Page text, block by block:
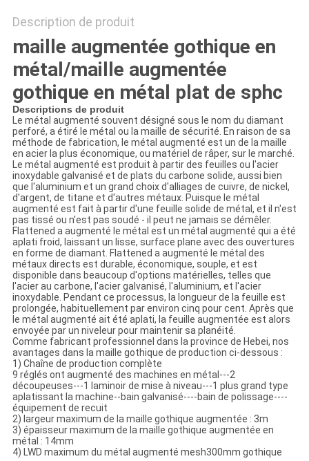
Description de produit
maille augmentée gothique en
métal/maille augmentée
gothique en métal plat de sphc
Descriptions de produit
Le métal augmenté souvent désigné sous le nom du diamant
perforé, a étiré le métal ou la maille de sécurité. En raison de sa
méthode de fabrication, le métal augmenté est un de la maille
en acier la plus économique, ou matériel de râper, sur le marché.
Le métal augmenté est produit à partir des feuilles ou l'acier
inoxydable galvanisé et de plats du carbone solide, aussi bien
que l'aluminium et un grand choix d'alliages de cuivre, de nickel,
d'argent, de titane et d'autres métaux. Puisque le métal
augmenté est fait à partir d'une feuille solide de métal, et il n'est
pas tissé ou n'est pas soudé - il peut ne jamais se démêler.
Flattened a augmenté le métal est un métal augmenté qui a été
aplati froid, laissant un lisse, surface plane avec des ouvertures
en forme de diamant. Flattened a augmenté le métal des
métaux directs est durable, économique, souple, et est
disponible dans beaucoup d'options matérielles, telles que
l'acier au carbone, l'acier galvanisé, l'aluminium, et l'acier
inoxydable. Pendant ce processus, la longueur de la feuille est
prolongée, habituellement par environ cinq pour cent. Après que
le métal augmenté ait été aplati, la feuille augmentée est alors
envoyée par un niveleur pour maintenir sa planéité.
Comme fabricant professionnel dans la province de Hebei, nos
avantages dans la maille gothique de production ci-dessous :
1) Chaîne de production complète
9 réglés ont augmenté des machines en métal---2
découpeuses---1 laminoir de mise à niveau---1 plus grand type
aplatissant la machine--bain galvanisé----bain de polissage----
équipement de recuit
2) largeur maximum de la maille gothique augmentée : 3m
3) épaisseur maximum de la maille gothique augmentée en
métal : 14mm
4) LWD maximum du métal augmenté mesh300mm gothique